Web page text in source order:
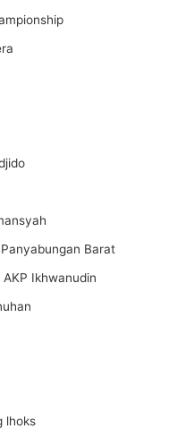
Barat
Ikhwanudin
lhoks